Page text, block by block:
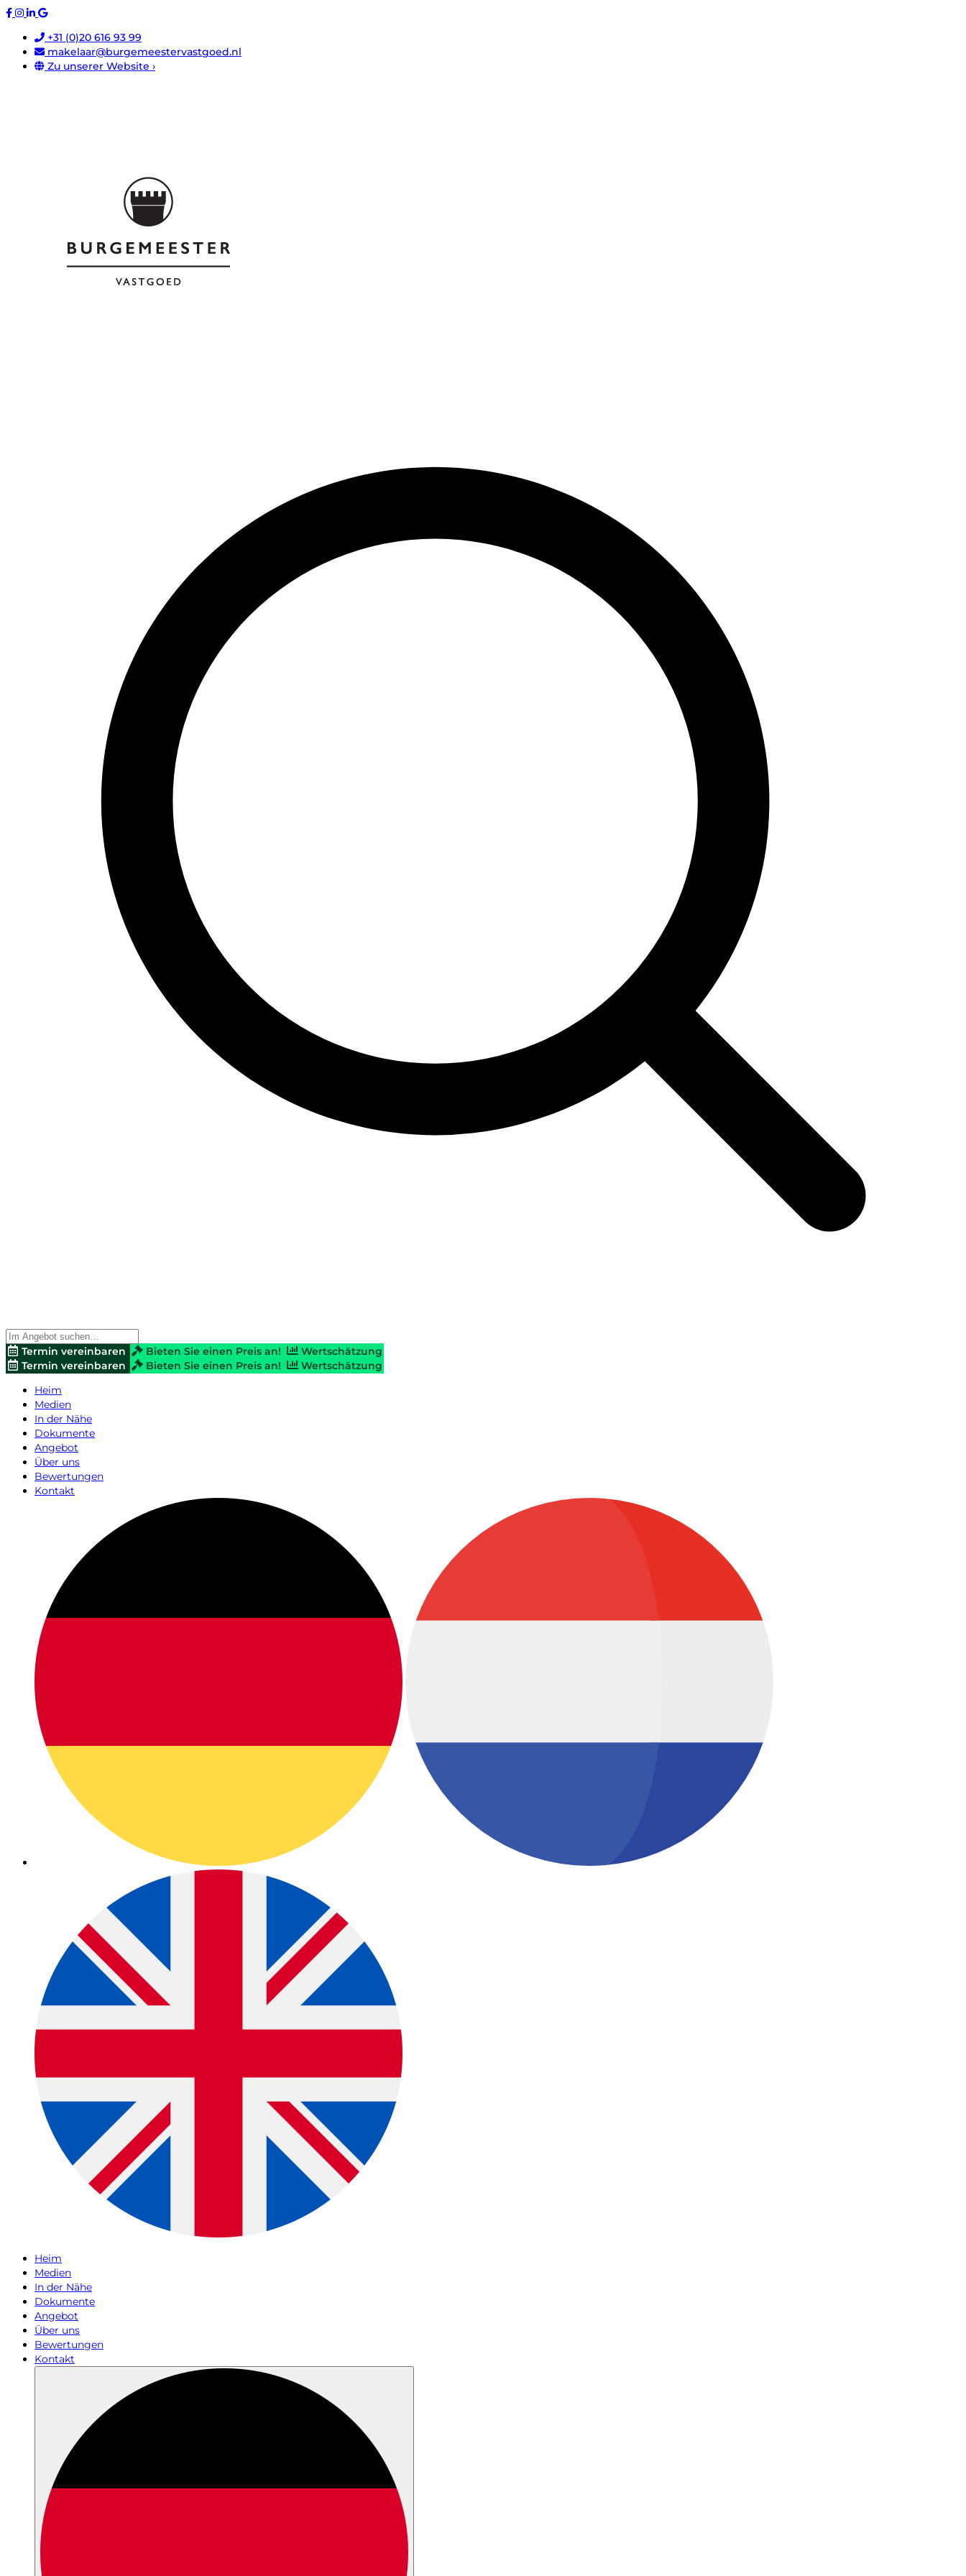
+31 (0)20 616 93 99
makelaar@burgemeestervastgoed.nl
Zu unserer Website ›
Termin vereinbaren Bieten Sie einen Preis an!
Wertschätzung
Termin vereinbaren
Bieten Sie einen Preis an!
Wertschätzung
Heim
Medien
In der Nähe
Dokumente
Angebot
Über uns
Bewertungen
Kontakt
Heim
Medien
In der Nähe
Dokumente
Angebot
Über uns
Bewertungen
Kontakt